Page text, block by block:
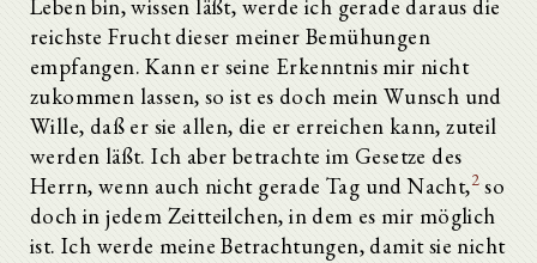
Leben bin, wissen läßt, werde ich gerade daraus die
reichste Frucht dieser meiner Bemühungen
empfangen. Kann er seine Erkenntnis mir nicht
zukommen lassen, so ist es doch mein Wunsch und
Wille, daß er sie allen, die er erreichen kann, zuteil
werden läßt. Ich aber betrachte im Gesetze des
Herrn, wenn auch nicht gerade Tag und Nacht,2 so
doch in jedem Zeitteilchen, in dem es mir möglich
ist. Ich werde meine Betrachtungen, damit sie nicht